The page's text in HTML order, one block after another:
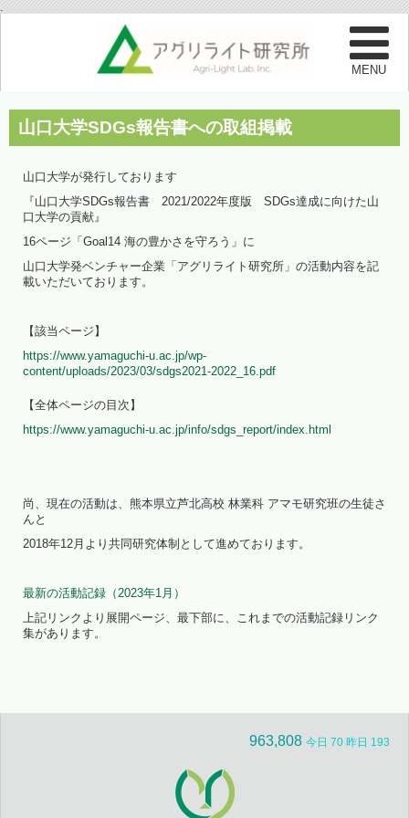
.
山口大学SDGs報告書への取組掲載
山口大学が発行しております
『山口大学SDGs報告書 2021/2022年度版 SDGs達成に向けた山
口大学の貢献』
16ページ「Goal14 海の豊かさを守ろう」に
山口大学発ベンチャー企業「アグリライト研究所」の活動内容を記
載いただいております。
【該当ページ】
https://www.yamaguchi-u.ac.jp/wp-
content/uploads/2023/03/sdgs2021-2022_16.pdf
【全体ページの目次】
https://www.yamaguchi-u.ac.jp/info/sdgs_report/index.html
尚、現在の活動は、熊本県立芦北高校 林業科 アマモ研究班の生徒さ
んと
2018年12月より共同研究体制として進めております。
最新の活動記録（2023年1月）
上記リンクより展開ページ、最下部に、これまでの活動記録リンク
集があります。
963,808 今日 70 昨日 193